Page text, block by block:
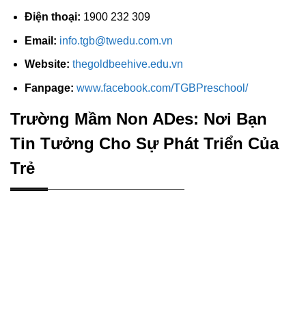
Điện thoại: 1900 232 309
Email: info.tgb@twedu.com.vn
Website: thegoldbeehive.edu.vn
Fanpage: www.facebook.com/TGBPreschool/
Trường Mầm Non ADes: Nơi Bạn
Tin Tưởng Cho Sự Phát Triển Của
Trẻ